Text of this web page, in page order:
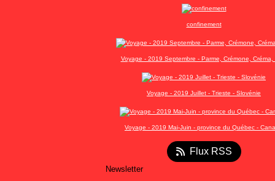
confinement
Voyage - 2019 Septembre - Parme, Crémone, Créma,
Voyage - 2019 Juillet - Trieste - Slovénie
Voyage - 2019 Mai-Juin - province du Québec -
Flux RSS
Newsletter